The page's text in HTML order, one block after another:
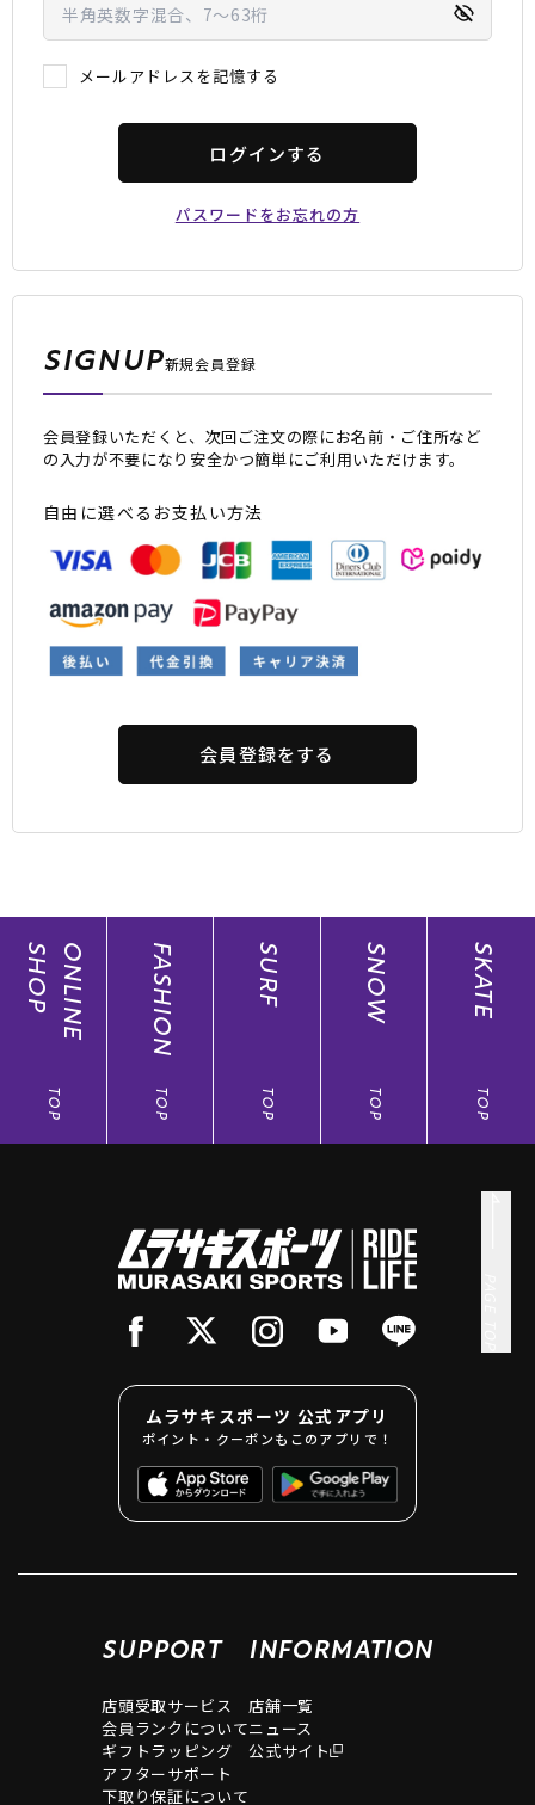
スタッフスナップ
お問い合わせ
ニュース
ムラサキスポーツ 公式アプリ
ポイント・クーポンもこのアプリで！
メールアドレスを記憶する
ログインする
パスワードをお忘れの方
SIGNUP新規会員登録
会員登録いただくと、次回ご注文の際にお名前・ご住所など
の入力が不要になり安全かつ簡単にご利用いただけます。
自由に選べるお支払い方法
会員登録をする
ONLINE
SHOP
TOP
FASHION
TOP
SURF
TOP
SNOW
TOP
SKATE
TOP
ムラサキスポーツ 公式アプリ
ポイント・クーポンもこのアプリで！
SUPPORT
店頭受取サービス
会員ランクについて
ギフトラッピング
アフターサポート
下取り保証について
INFORMATION
店舗一覧
ニュース
公式サイト